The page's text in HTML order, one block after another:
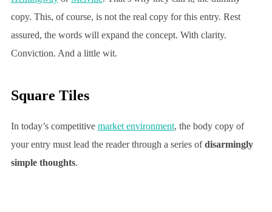
copy. This, of course, is not the real copy for this entry. Rest
assured, the words will expand the concept. With clarity.
Conviction. And a little wit.
Square Tiles
In today’s competitive market environment, the body copy of
your entry must lead the reader through a series ofdisarmingly
simple thoughts.